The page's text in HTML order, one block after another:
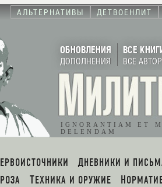
АЛЬТЕРНАТИВЫ ДЕТВОЕНЛИТ
ОБНОВЛЕНИЯ
ДОПОЛНЕНИЯ
ВСЕ
ВСЕ
IGNORANTIAM ET
DELENDAM
ПЕРВОИСТОЧНИКИ ДНЕВНИКИ И
ПРОЗА
ТЕХНИКА И ОРУЖИЕ